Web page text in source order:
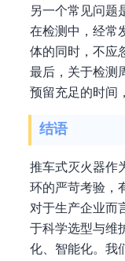
另一个常见问题
在检测中，经常
体的同时，不应
最后，关于检测
预留充足的时间
结语
推车式灭火器作
环的严苛考验，
对于生产企业而
于科学选型与维
化、智能化。我